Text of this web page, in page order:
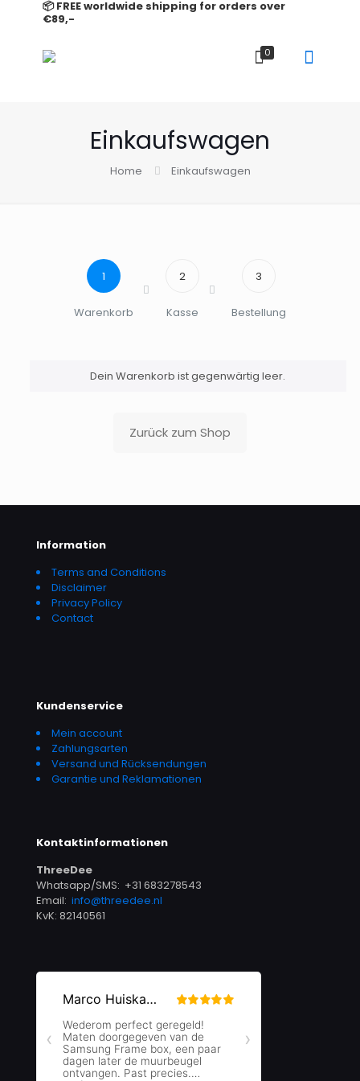
📦 FREE worldwide shipping for orders over
€89,-
0
Einkaufswagen
Home Einkaufswagen
1
Warenkorb
2
Kasse
3
Bestellung
Dein Warenkorb ist gegenwärtig leer.
Zurück zum Shop
Information
Terms and Conditions
Disclaimer
Privacy Policy
Contact
Kundenservice
Mein account
Zahlungsarten
Versand und Rücksendungen
Garantie und Reklamationen
Kontaktinformationen
ThreeDee
Whatsapp/SMS: +31 683278543
Email: info@threedee.nl
KvK: 82140561